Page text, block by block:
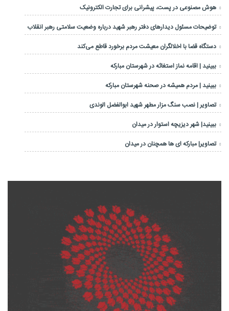
هوش مصنوعی در پست، پیشرانی برای تجارت الکترونیک
توضیحات مسئول دیدارهای دفتر رهبر شهید درباره وضعیت سلامتی رهبر انقلاب
دستگاه قضا با اخلالگران معیشت مردم برخورد قاطع می‌کند
ببینید | اقامه نماز استغاثه در شهرستان مبارکه
ببینید | مردم همیشه در صحنه شهرستان مبارکه
تصاویر | نصب سنگ مزار مطهر شهید ابوالفضل الوندی
ببینید| شهر دیزیچه استوار در میدان
تصاویر| مبارکه ای ها همچنان در میدان